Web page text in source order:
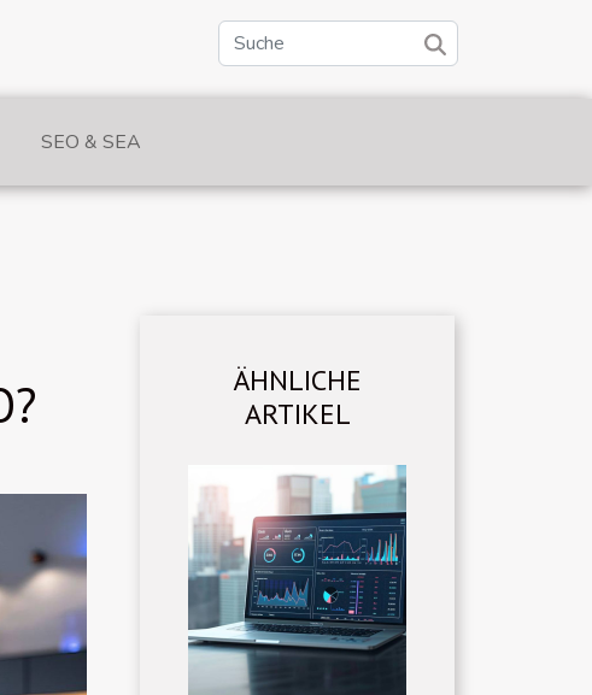
SEO & SEA
ÄHNLICHE
ARTIKEL